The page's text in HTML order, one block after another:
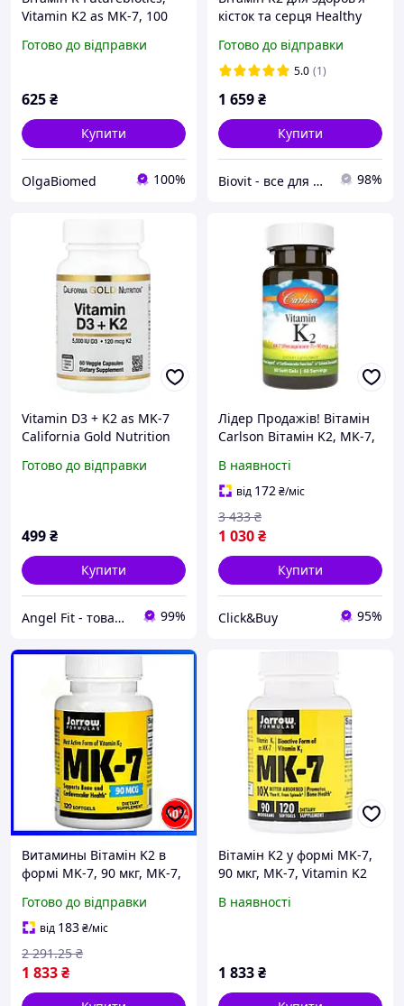
Vitamin K2 as MK-7, 100
Capsules, оригінал.
Готово до відправки
625₴
Купити
OlgaBiomed 100%
кісток та серця Healthy
7 100 мкг 180 кап
Готово до відправки
5.0 (1)
1 659₴
Купити
Biovit - все для здоров'я та краси 98%
Vitamin D3 + K2 as MK-7
California Gold Nutrition
Готово до відправки
499₴
Купити
Angel Fit - товари для здоров'я, спорту та активного життя 99%
Лідер Продажів! Вітамін
Carlson Вітамін K2, MK-7,
7, 60 желатинових
(CL10710) - КлікБай
В наявності
від 172₴/міс
1 030₴
3 433 ₴
Купити
Click&Buy 95%
Витамины Вітамін K2 в
формі MK-7, 90 мкг, MK-7,
Formulas, 120 гелевих
капсул
Готово до відправки
від 183₴/міс
1 833₴
2 291.25 ₴
Вітамін K2 у формі MK-7,
90 мкг, MK-7, Vitamin K2
120 гелевих капсул
В наявності
1 833₴